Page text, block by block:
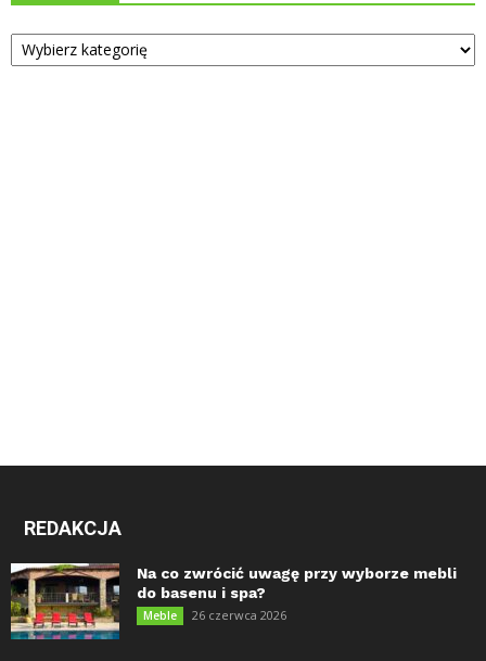
Kategorie
REDAKCJA
Na co zwrócić uwagę przy wyborze mebli
do basenu i spa?
Meble 26 czerwca 2026